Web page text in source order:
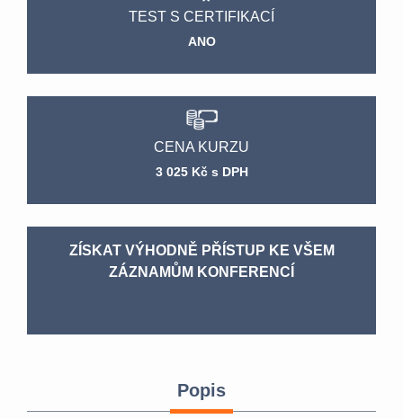
TEST S CERTIFIKACÍ
ANO
CENA KURZU
3 025 Kč s DPH
ZÍSKAT VÝHODNĚ PŘÍSTUP KE VŠEM
ZÁZNAMŮM KONFERENCÍ
Popis